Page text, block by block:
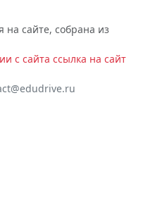
сайте, собрана из
с сайта ссылка на сайт